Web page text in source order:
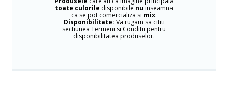
toate culorile disponibile nu inseamna
ca se pot comercializa si mix.
Disponibilitate: Va rugam sa cititi
sectiunea Termeni si Conditii pentru
disponibilitatea produselor.